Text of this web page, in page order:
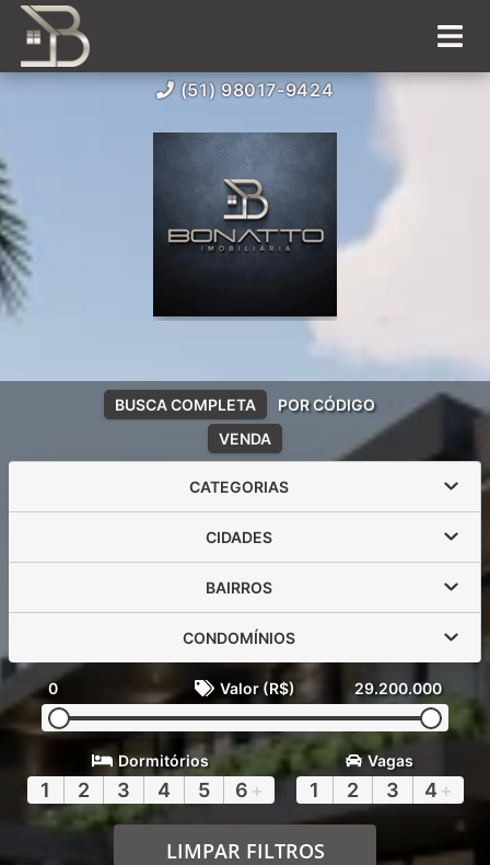
(51) 98017-9424
VENDA
BUSCA COMPLETA POR CÓDIGO
CATEGORIAS
CIDADES
BAIRROS
CONDOMÍNIOS
0 Valor (R$) 29.200.000
Dormitórios
1 2 3 4 5 6 +
Vagas
1 2 3 4 +
LIMPAR FILTROS